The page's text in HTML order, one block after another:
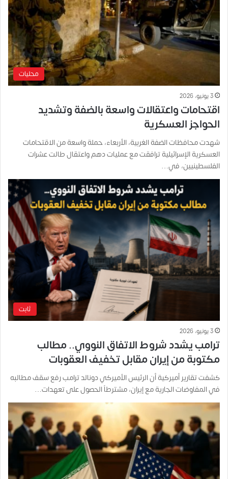
محليات
3 يونيو، 2026
اقتحامات واعتقالات واسعة بالضفة وتشديد
الحواجز العسكرية
شهدت محافظات الضفة الغربية، الأربعاء، حملة واسعة من الاقتحامات
العسكرية الإسرائيلية ترافقت مع عمليات دهم واعتقال طالت عشرات
الفلسطينيين، في…
ثابت
3 يونيو، 2026
ترامب يشدد شروط الاتفاق النووي.. مطالب
مكتوبة من إيران مقابل تخفيف العقوبات
كشفت تقارير أميركية أن الرئيس الأميركي دونالد ترامب رفع سقف مطالبه
في المفاوضات الجارية مع إيران، مشترطاً الحصول على تعهدات…